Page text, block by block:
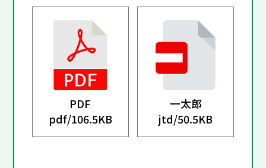
PDF
pdf/106.5KB
一太郎
jtd/50.5KB